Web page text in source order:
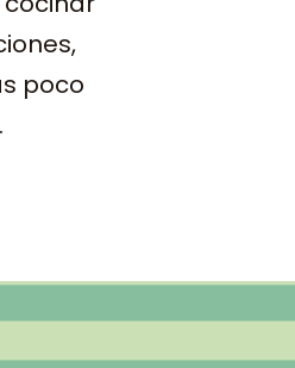
poco